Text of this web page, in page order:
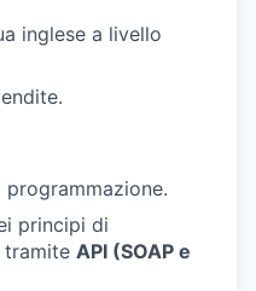
inglese a livello
principi di
tramite API (SOAP e